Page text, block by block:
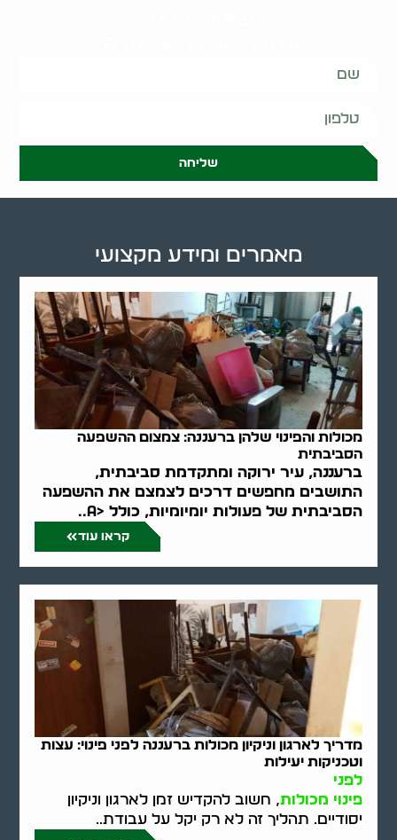
שליחה
מכולות והפינוי שלהן ברעננה: צמצום ההשפעה
הסביבתית
ברעננה, עיר ירוקה ומתקדמת סביבתית,
התושבים מחפשים דרכים לצמצם את ההשפעה
הסביבתית של פעולות יומיומיות, כולל <a..
קראו עוד
מדריך לארגון וניקיון מכולות ברעננה לפני פינוי: עצות
וטכניקות יעילות
לפני
פינוי מכולות, חשוב להקדיש זמן לארגון וניקיון
יסודיים. תהליך זה לא רק יקל על עבודת..
מאמרים ומידע מקצועי